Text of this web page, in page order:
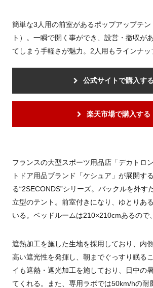
簡単な3人用の前室があるポップアップテ
ト）。一瞬で開く事ができ、設営・撤収が
てしまう手軽さが魅力。2人用もラインナッ
公式サイトで購入する
楽天市場で購入する
フランスの大型スポーツ用品店「デカトロ
トドア用品ブランド「ケシュア」が展開す
る“2SECONDS”シリーズ。バックルを外す
立型のテント。前室付きになり、ゆとりあ
いる。ベッドルームは210×210cmあるので
遮熱加工を施した生地を採用しており、内
高い遮光性を発揮し、朝までぐっすり眠る
イも遮熱・遮光加工を施しており、日中の
てくれる。また、専用ラボでは50km/hの耐